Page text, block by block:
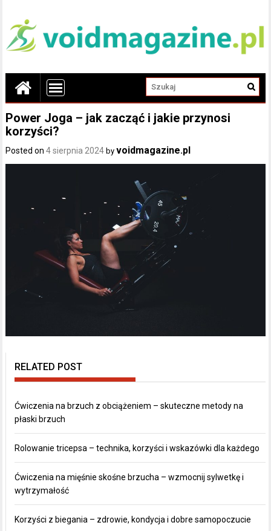
Power Joga – jak zacząć i jakie przynosi
korzyści?
Posted on4 sierpnia 2024 byvoidmagazine.pl
RELATED POST
Ćwiczenia na brzuch z obciążeniem – skuteczne metody na
płaski brzuch
Rolowanie tricepsa – technika, korzyści i wskazówki dla każdego
Ćwiczenia na mięśnie skośne brzucha – wzmocnij sylwetkę i
wytrzymałość
Korzyści z biegania – zdrowie, kondycja i dobre samopoczucie